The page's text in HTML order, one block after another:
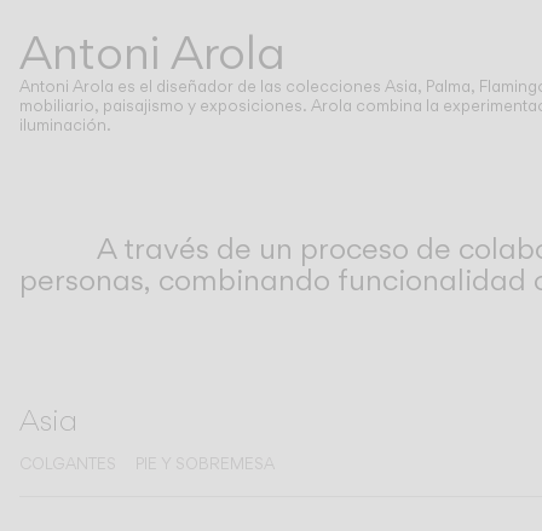
Pared
Exterior
Catálogo General
Emotion and Materiality
Complementary Light
Servicios
DISEÑADORES ANTONI AROLA
Antoni Arola
Antoni Arola es el diseñador de las colecciones Asia, Palma,
mobiliario, paisajismo y exposiciones. Arola combina la
iluminación.
A través de un proceso de
personas, combinando funcionalidad
Asia
COLGANTES PIE Y SOBREMESA